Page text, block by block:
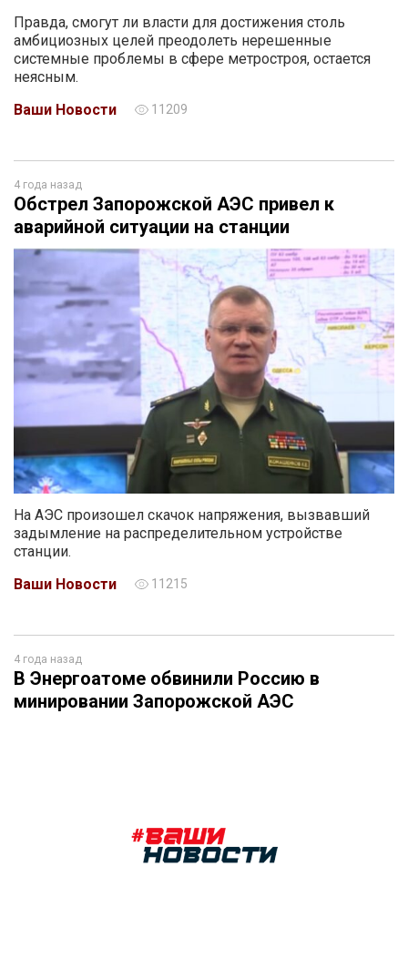
Правда, смогут ли власти для достижения столь
амбициозных целей преодолеть нерешенные
системные проблемы в сфере метростроя, остается
неясным.
Ваши Новости
11209
4 года назад
Обстрел Запорожской АЭС привел к
аварийной ситуации на станции
На АЭС произошел скачок напряжения, вызвавший
задымление на распределительном устройстве
станции.
Ваши Новости
11215
4 года назад
В Энергоатоме обвинили Россию в
минировании Запорожской АЭС